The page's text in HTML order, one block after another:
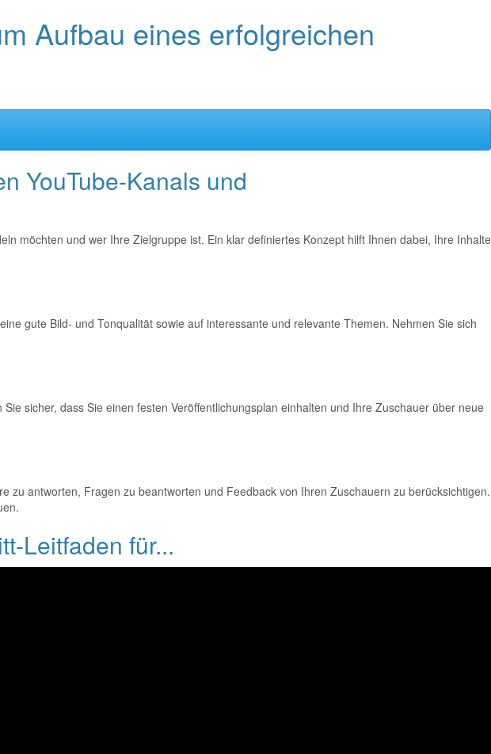
Aufbau eines erfolgreichen
YouTube-Kanals und
möchten und wer Ihre Zielgruppe ist. Ein klar definiertes Konzept hilft Ihnen dabei, Ihre Inhalte
gute Bild- und Tonqualität sowie auf interessante und relevante Themen. Nehmen Sie sich
sicher, dass Sie einen festen Veröffentlichungsplan einhalten und Ihre Zuschauer über neue
zu antworten, Fragen zu beantworten und Feedback von Ihren Zuschauern zu berücksichtigen.
Leitfaden für...